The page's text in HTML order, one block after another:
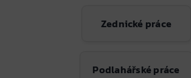
Zednické práce
Podlahářské práce